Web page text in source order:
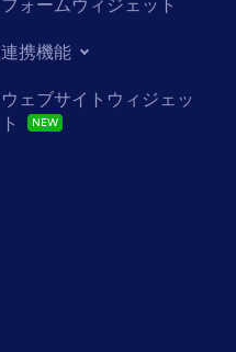
連携機能
ウェブサイトウィジェッ
ト
NEW